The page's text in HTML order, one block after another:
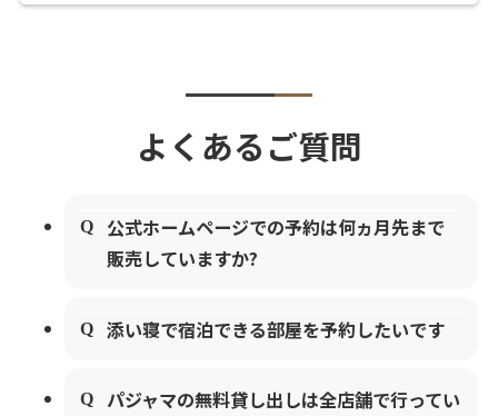
よくあるご質問
公式ホームページでの予約は何ヵ月先まで
販売していますか?
添い寝で宿泊できる部屋を予約したいです
パジャマの無料貸し出しは全店舗で行ってい